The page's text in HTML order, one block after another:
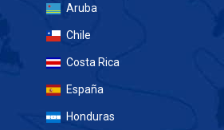
Aruba
Chile
Costa Rica
España
Honduras